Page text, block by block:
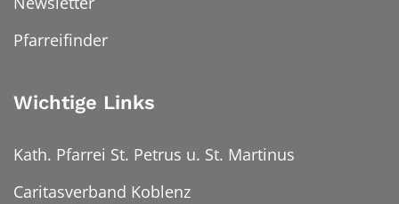
Pfarreifinder
Wichtige Links
Kath. Pfarrei St. Petrus u. St. Martinus
Caritasverband Koblenz